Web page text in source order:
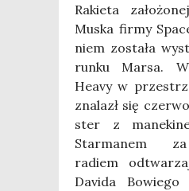
Rakie­ta
Muska fir­my
niem zosta­ła
run­ku Mar­sa.
Heavy w
zna­lazł się
ster z
Star­ma­nem
radiem
Davi­da Bowie­go